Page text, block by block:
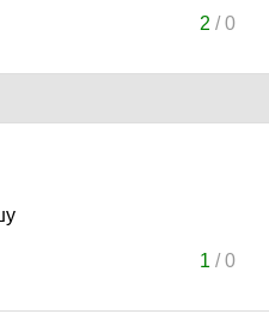
2 /0
1 /0